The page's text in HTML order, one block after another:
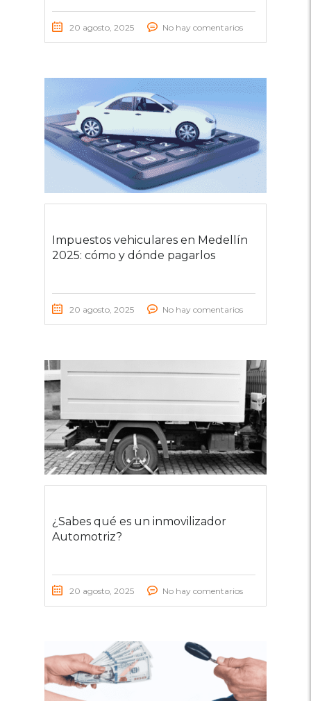
20 agosto, 2025 No hay comentarios
Impuestos vehiculares en Medellín
2025: cómo y dónde pagarlos
20 agosto, 2025 No hay comentarios
¿Sabes qué es un inmovilizador
Automotriz?
20 agosto, 2025 No hay comentarios